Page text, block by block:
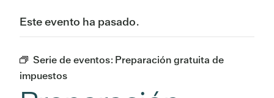
Este evento ha pasado.
Serie de eventos: Preparación gratuita de
impuestos